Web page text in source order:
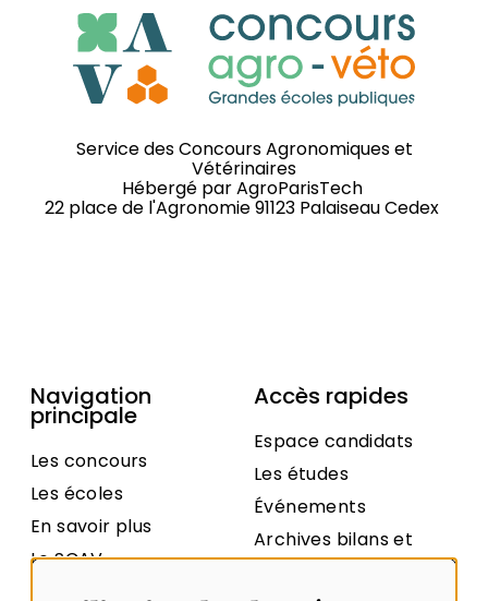
Service des Concours Agronomiques et
Vétérinaires
Hébergé parAgroParisTech
22 place de l'Agronomie 91123 Palaiseau Cedex
Navigation
principale
Les concours
Les écoles
En savoir plus
Le SCAV
Accès rapides
Espace candidats
Les études
Événements
Archives bilans et
statistiques